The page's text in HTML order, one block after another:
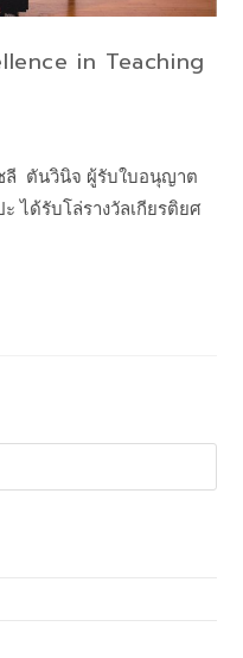
in Teaching
ลี ตันวินิจ ผู้รับใบอนุญาต
ได้รับโล่รางวัลเกียรติยศ